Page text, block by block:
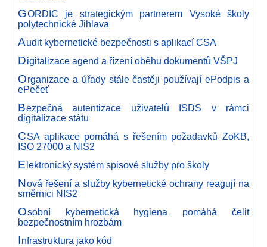
GORDIC je strategickým partnerem Vysoké školy
polytechnické Jihlava
Audit kybernetické bezpečnosti s aplikací CSA
Digitalizace agend a řízení oběhu dokumentů VŠPJ
Organizace a úřady stále častěji používají ePodpis a
ePečeť
Bezpečná autentizace uživatelů ISDS v rámci
digitalizace státu
CSA aplikace pomáhá s řešením požadavků ZoKB,
ISO 27000 a NIS2
Elektronický systém spisové služby pro školy
Nová řešení a služby kybernetické ochrany reagují na
směrnici NIS2
Osobní kybernetická hygiena pomáhá čelit
bezpečnostním hrozbám
Infrastruktura jako kód